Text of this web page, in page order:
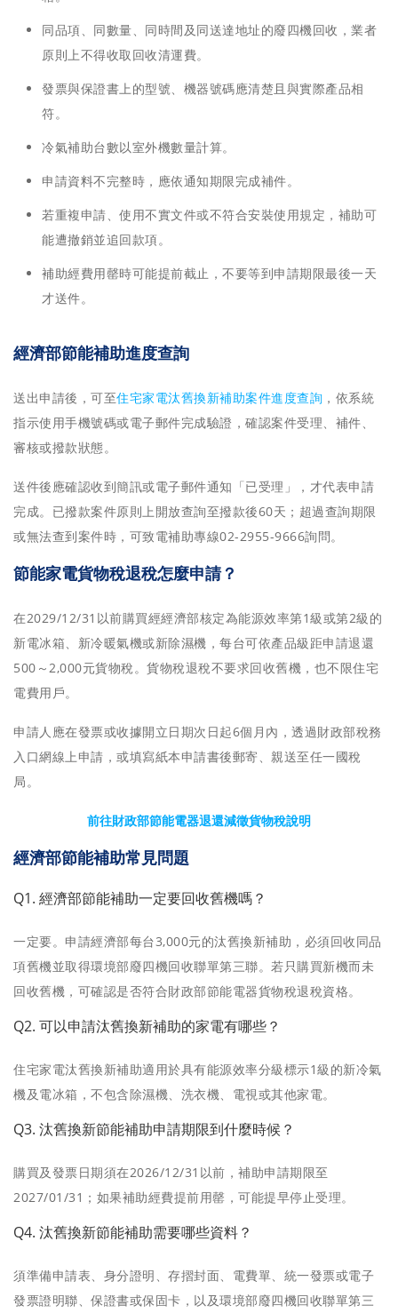
同品項、同數量、同時間及同送達地址的廢四機回收，業者
原則上不得收取回收清運費。
發票與保證書上的型號、機器號碼應清楚且與實際產品相
符。
冷氣補助台數以室外機數量計算。
申請資料不完整時，應依通知期限完成補件。
若重複申請、使用不實文件或不符合安裝使用規定，補助可
能遭撤銷並追回款項。
補助經費用罄時可能提前截止，不要等到申請期限最後一天
才送件。
經濟部節能補助進度查詢
送出申請後，可至住宅家電汰舊換新補助案件進度查詢 ，依系統
指示使用手機號碼或電子郵件完成驗證，確認案件受理、補件、
審核或撥款狀態。
送件後應確認收到簡訊或電子郵件通知「已受理」，才代表申請
完成。已撥款案件原則上開放查詢至撥款後60天；超過查詢期限
或無法查到案件時，可致電補助專線02-2955-9666詢問。
節能家電貨物稅退稅怎麼申請？
在2029/12/31以前購買經經濟部核定為能源效率第1級或第2級的
新電冰箱、新冷暖氣機或新除濕機，每台可依產品級距申請退還
500～2,000元貨物稅。貨物稅退稅不要求回收舊機，也不限住宅
電費用戶。
申請人應在發票或收據開立日期次日起6個月內，透過財政部稅務
入口網線上申請，或填寫紙本申請書後郵寄、親送至任一國稅
局。
前往財政部節能電器退還減徵貨物稅說明
經濟部節能補助常見問題
Q1. 經濟部節能補助一定要回收舊機嗎？
一定要。申請經濟部每台3,000元的汰舊換新補助，必須回收同品
項舊機並取得環境部廢四機回收聯單第三聯。若只購買新機而未
回收舊機，可確認是否符合財政部節能電器貨物稅退稅資格。
Q2. 可以申請汰舊換新補助的家電有哪些？
住宅家電汰舊換新補助適用於具有能源效率分級標示1級的新冷氣
機及電冰箱，不包含除濕機、洗衣機、電視或其他家電。
Q3. 汰舊換新節能補助申請期限到什麼時候？
購買及發票日期須在2026/12/31以前，補助申請期限至
2027/01/31；如果補助經費提前用罄，可能提早停止受理。
Q4. 汰舊換新節能補助需要哪些資料？
須準備申請表、身分證明、存摺封面、電費單、統一發票或電子
發票證明聯、保證書或保固卡，以及環境部廢四機回收聯單第三